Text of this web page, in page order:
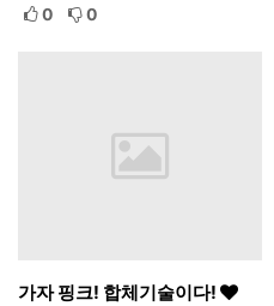
0
0
가자 핑크! 합체기술이다!